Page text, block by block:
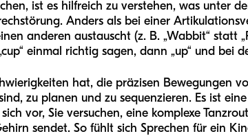
ist es hilfreich zu verstehen, was unter
Anders als bei einer
anderen austauscht (z. B. „Wabbit“ statt
einmal richtig sagen, dann „up“ und bei
hat, die präzisen Bewegungen
zu planen und zu sequenzieren. Es ist
vor, Sie versuchen, eine komplexe
sendet. So fühlt sich Sprechen für ein